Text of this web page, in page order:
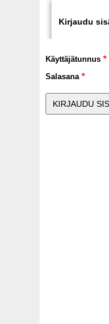
tabs
Kirjaudu
Käyttäjätunnus
Salasana